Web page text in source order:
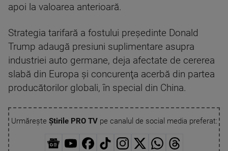
apoi la valoarea anterioară.
Strategia tarifară a fostului preşedinte Donald
Trump adaugă presiuni suplimentare asupra
industriei auto germane, deja afectate de cererea
slabă din Europa şi concurenţa acerbă din partea
producătorilor globali, în special din China.
Urmărește Știrile PRO TVpe canalul de social media preferat: